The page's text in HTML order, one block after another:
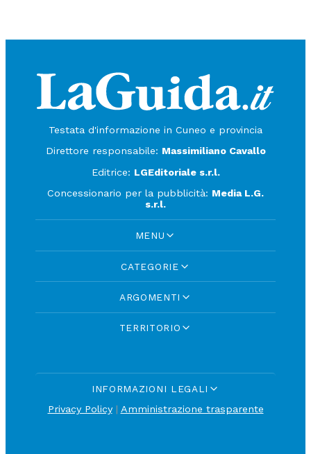
Testata d'informazione in Cuneo e provincia
Direttore responsabile: Massimiliano Cavallo
Editrice: LGEditoriale s.r.l.
Concessionario per la pubblicità: Media L.G.
s.r.l.
MENU
CATEGORIE
ARGOMENTI
TERRITORIO
INFORMAZIONI LEGALI
Privacy Policy| Amministrazione trasparente